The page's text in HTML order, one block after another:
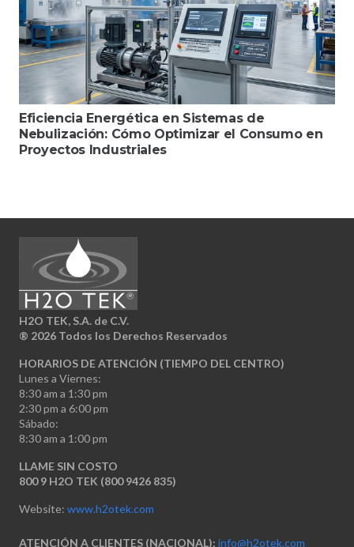
Eficiencia Energética en Sistemas de
Nebulización: Cómo Optimizar el Consumo en
Proyectos Industriales
H2O TEK, S.A. de C.V.
® 2026 Todos los Derechos Reservados
HORARIOS DE ATENCIÓN (TIEMPO DEL CENTRO)
Lunes a Viernes:
8:30 am a 1:30 pm
2:30 pm a 6:00 pm
Sábado:
8:30 am a 1:00 pm
LLAME SIN COSTO
800 9 H2O TEK (800 9426 835)
Website: www.h2otek.com
ATENCIÓN A CLIENTES (NACIONAL): info@h2otek.com